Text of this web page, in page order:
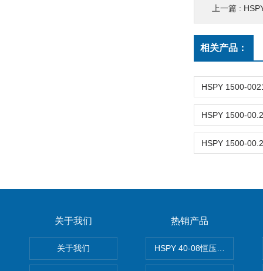
上一篇 :
相关产品：
关于我们
关于我们
热销产品
HSPY 40-08恒压恒流恒功率